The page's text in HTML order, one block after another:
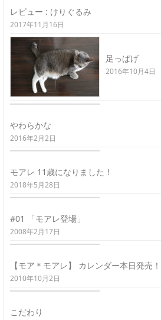
レビュー : けりぐるみ
2017年11月16日
足っぱげ
2016年10月4日
やわらかな
2016年2月2日
モアレ 11歳になりました！
2018年5月28日
#01 「モアレ登場」
2008年2月17日
【モア＊モアレ】 カレンダー本日発売！
2010年10月2日
こだわり